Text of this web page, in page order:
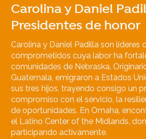
Carolina y Daniel
Presidentes de honor
Carolina y Daniel Padilla son líderes
comprometidos cuya labor ha
comunidades de Nebraska.
Guatemala, emigraron a Estados
sus tres hijos, trayendo consigo un
compromiso con el servicio, la
de oportunidades. En Omaha,
el Latino Center of the Midlands,
participando activamente.